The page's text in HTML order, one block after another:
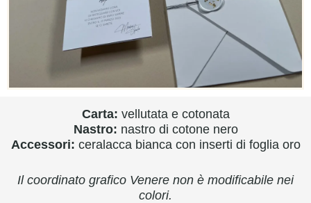
Carta: vellutata e cotonata
Nastro: nastro di cotone nero
Accessori: ceralacca bianca con inserti di foglia oro
Il coordinato grafico Venere non è modificabile nei
colori.